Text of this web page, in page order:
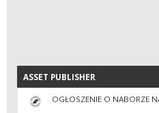
ASSET PUBLISHER
ASSET PUBLISHER
OGŁOSZENIE O NABORZE